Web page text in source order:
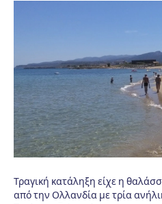
Τραγική κατάληξη είχε η
από την Ολλανδία με τρία